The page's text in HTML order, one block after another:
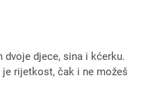
dvoje djece, sina i kćerku.
je rijetkost, čak i ne možeš